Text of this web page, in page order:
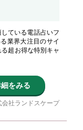
ている電話占いフ
業界大注目のサイ
超お得な特別キャ
をみる
社ランドスケープ